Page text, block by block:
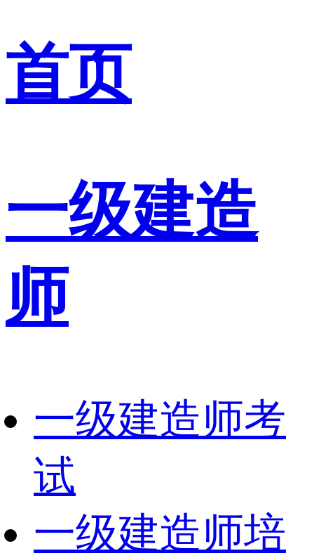
首页
一级建造
师
一级建造师考
试
一级建造师培